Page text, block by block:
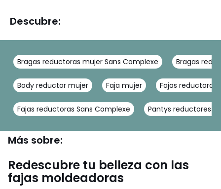
Descubre:
Bragas reductoras mujer Sans Complexe Bragas
Body reductor mujer Faja mujer Fajas reductoras
Fajas reductoras Sans Complexe Pantys reductores
Más sobre:
Redescubre tu belleza con las
fajas moldeadoras